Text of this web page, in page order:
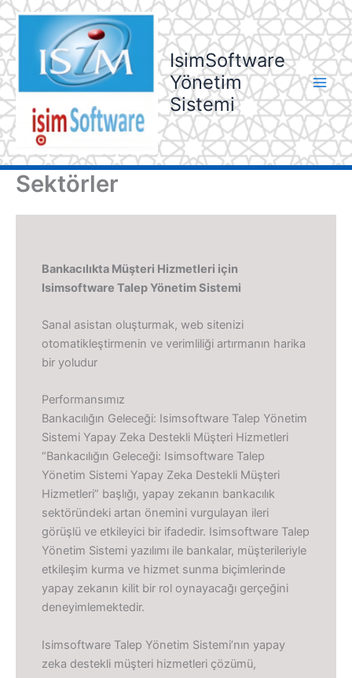
İçeriğe
atla
IsimSoftware
Yönetim
Sistemi
Sektörler
Bankacılıkta Müşteri Hizmetleri için
Isimsoftware Talep Yönetim Sistemi
Sanal asistan oluşturmak, web sitenizi
otomatikleştirmenin ve verimliliği artırmanın harika
bir yoludur
Performansımız
Bankacılığın Geleceği: Isimsoftware Talep Yönetim
Sistemi Yapay Zeka Destekli Müşteri Hizmetleri
“Bankacılığın Geleceği: Isimsoftware Talep
Yönetim Sistemi Yapay Zeka Destekli Müşteri
Hizmetleri” başlığı, yapay zekanın bankacılık
sektöründeki artan önemini vurgulayan ileri
görüşlü ve etkileyici bir ifadedir. Isimsoftware Talep
Yönetim Sistemi yazılımı ile bankalar, müşterileriyle
etkileşim kurma ve hizmet sunma biçimlerinde
yapay zekanın kilit bir rol oynayacağı gerçeğini
deneyimlemektedir.
Isimsoftware Talep Yönetim Sistemi’nın yapay
zeka destekli müşteri hizmetleri çözümü,